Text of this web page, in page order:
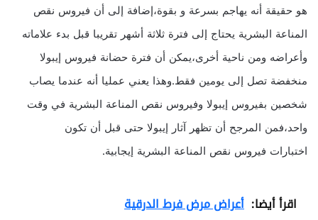
هو حقيقة أنه يهاجم بسرعة و بقوة،إضافة إلى أن فيروس نقص
المناعة البشرية يحتاج إلى فترة ثلاثة أشهر تقريبا قبل بدء علاماته
وأعراضه ومن ناحية أخرى،يمكن أن فترة حضانة فيروس إيبولا
منخفضة تصل إلى يومين فقط.وهذا يعني عمليا أنه عندما يصاب
شخصين بفيروس إيبولا وفيروس نقص المناعة البشرية في وقت
واحد،فمن المرجح أن تظهر آثار إيبولا حتى قبل أن تكون
اختبارات فيروس نقص المناعة البشرية إيجابية.
اقرأ أيضا: أعراض مرض فرط الدرقية